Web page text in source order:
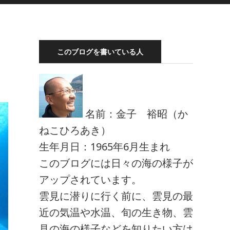
このブログを書いている人
名前：金子 裕昭（か
ねこひろあき）
生年月日：1965年6月生まれ
このブログには日々の海の様子が
アップされています。
雲見に潜りに行く前に、雲見の最
近の気温や水温、旬の生き物、雲